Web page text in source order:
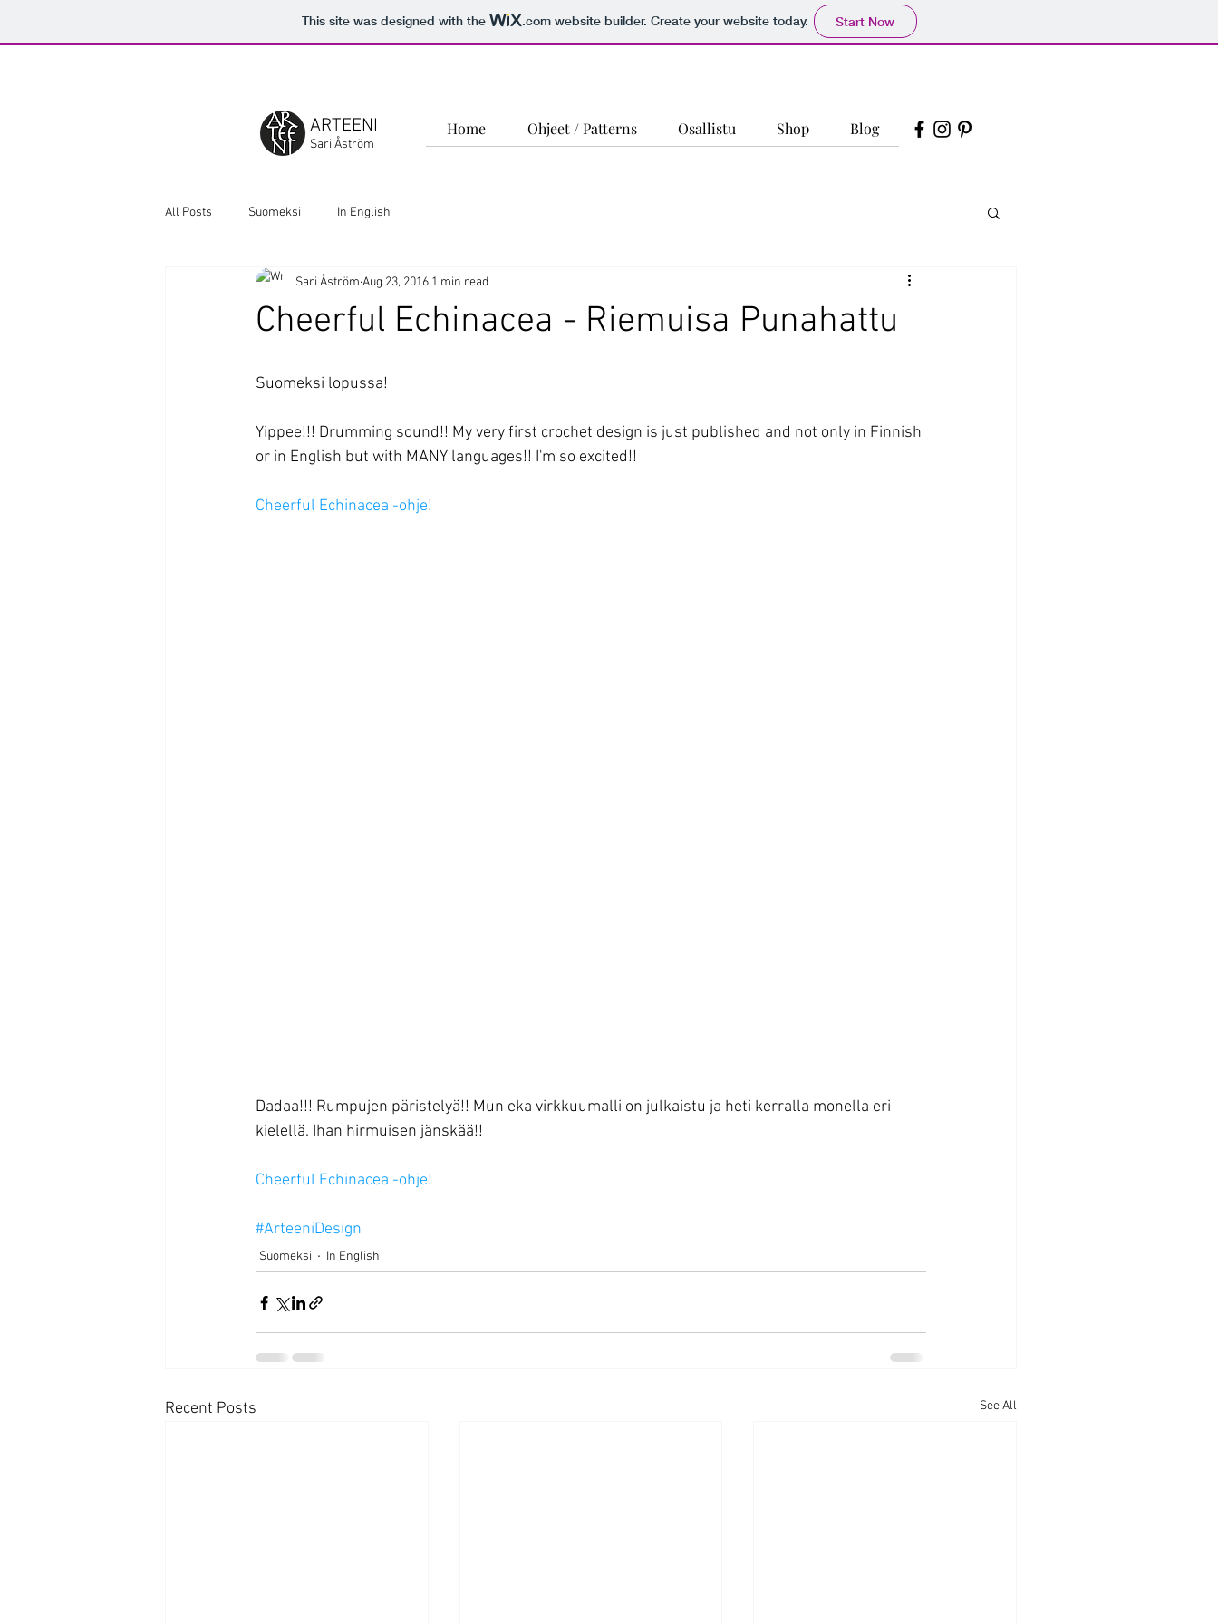
This site was designed with the .comwebsite builder. Create your website today. Start Now
ARTEENI
Sari Åström
Home Ohjeet / Patterns Osallistu Shop Blog
All Posts Suomeksi In English
Cheerful Echinacea - Riemuisa Punahattu
Sari Åström Aug 23, 2016 1 min read
Suomeksi lopussa!
Yippee!!! Drumming sound!! My very first crochet design is just published and not only in Finnish
or in English but with MANY languages!! I'm so excited!!
Cheerful Echinacea -ohje!
Dadaa!!! Rumpujen päristelyä!! Mun eka virkkuumalli on julkaistu ja heti kerralla monella eri
kielellä. Ihan hirmuisen jänskää!!
Cheerful Echinacea -ohje!
#ArteeniDesign
Suomeksi In English
Recent Posts See All